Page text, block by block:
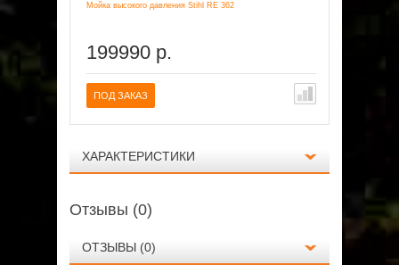
Мойка высокого давления Stihl RE 362
199990 р.
ПОД ЗАКАЗ
ХАРАКТЕРИСТИКИ
Отзывы (0)
ОТЗЫВЫ (0)